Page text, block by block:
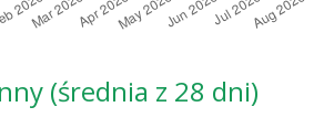
(średnia z 28 dni)